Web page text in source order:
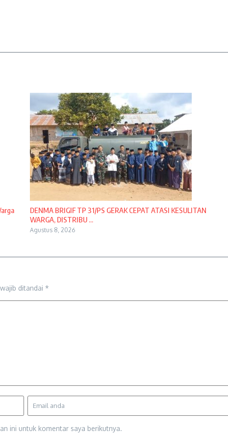
DENMA BRIGIF TP 31/PS GERAK CEPAT ATASI KESULITAN
WARGA, DISTRIBU ...
Agustus 8, 2026
ditandai *
ini untuk komentar saya berikutnya.